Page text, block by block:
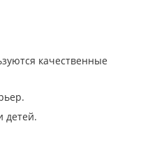
качественные
детей.